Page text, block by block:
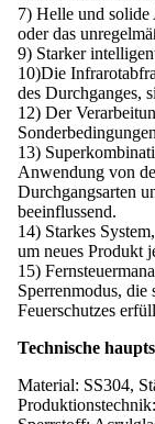
7) Helle und
oder das
9) Starker
10)Die
des Durchganges,
12) Der
13)
Anwendung von
Durchgangsarten
beeinflussend.
14) Starkes
um neues Produkt
15)
Sperrenmodus,
Feuerschutzes
Technische
Material: SS304,